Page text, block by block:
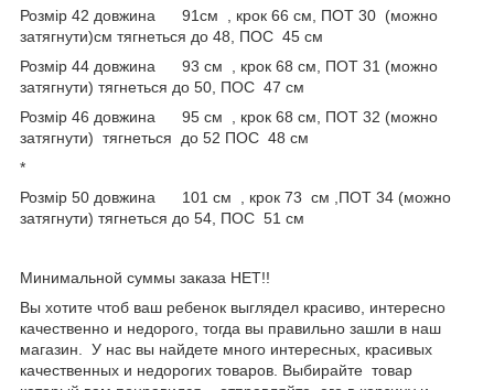
Розмір 42 довжина 91см , крок 66 см, ПОТ 30 (можно
затягнути)см тягнеться до 48, ПОС 45 см
Розмір 44 довжина 93 см , крок 68 см, ПОТ 31 (можно
затягнути) тягнеться до 50, ПОС 47 см
Розмір 46 довжина 95 см , крок 68 см, ПОТ 32 (можно
затягнути) тягнеться до 52 ПОС 48 см
*
Розмір 50 довжина 101 см , крок 73 см ,ПОТ 34 (можно
затягнути) тягнеться до 54, ПОС 51 см
Минимальной суммы заказа НЕТ!!
Вы хотите чтоб ваш ребенок выглядел красиво, интересно
качественно и недорого, тогда вы правильно зашли в наш
магазин. У нас вы найдете много интересных, красивых
качественных и недорогих товаров. Выбирайте товар